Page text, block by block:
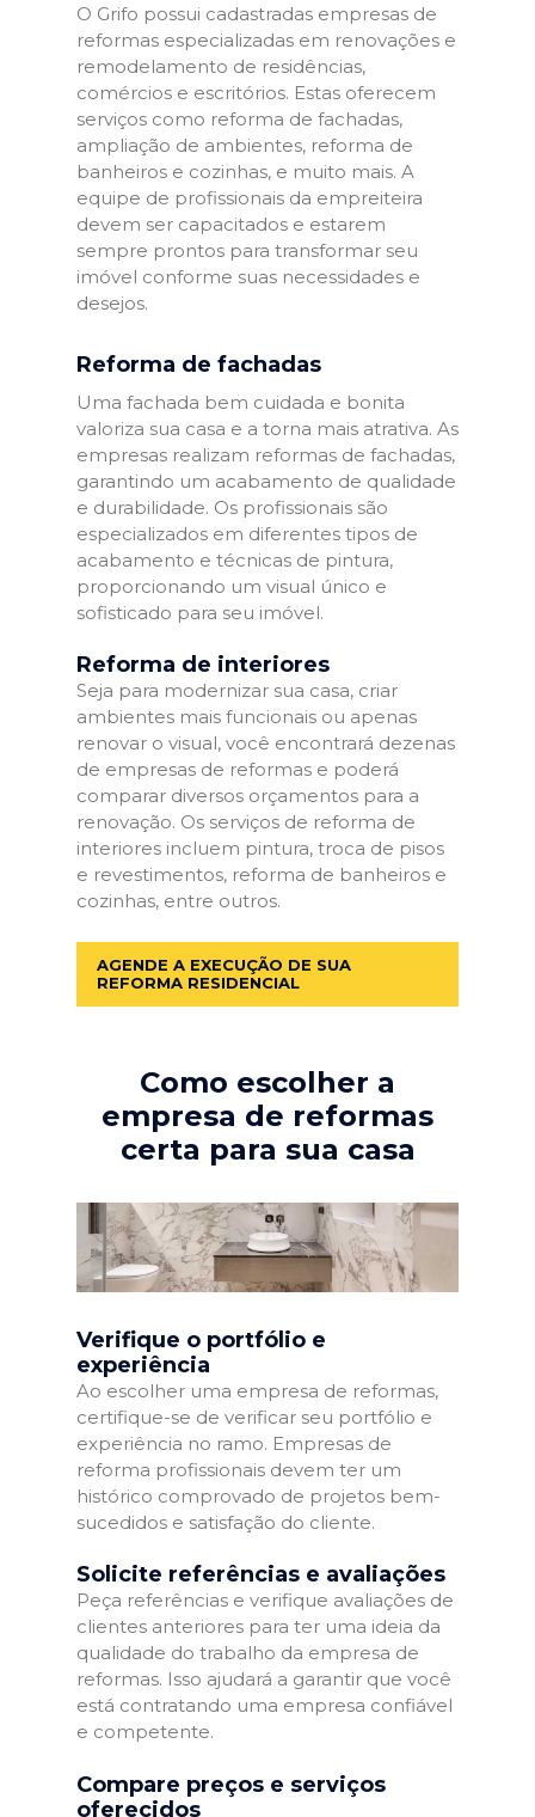
O Grifo possui cadastradas empresas de
reformas especializadas em renovações e
remodelamento de residências,
comércios e escritórios. Estas oferecem
serviços como reforma de fachadas,
ampliação de ambientes, reforma de
banheiros e cozinhas, e muito mais. A
equipe de profissionais da empreiteira
devem ser capacitados e estarem
sempre prontos para transformar seu
imóvel conforme suas necessidades e
desejos.
Reforma de fachadas
Uma fachada bem cuidada e bonita
valoriza sua casa e a torna mais atrativa. As
empresas realizam reformas de fachadas,
garantindo um acabamento de qualidade
e durabilidade. Os profissionais são
especializados em diferentes tipos de
acabamento e técnicas de pintura,
proporcionando um visual único e
sofisticado para seu imóvel.
Reforma de interiores
Seja para modernizar sua casa, criar
ambientes mais funcionais ou apenas
renovar o visual, você encontrará dezenas
de empresas de reformas e poderá
comparar diversos orçamentos para a
renovação. Os serviços de reforma de
interiores incluem pintura, troca de pisos
e revestimentos, reforma de banheiros e
cozinhas, entre outros.
AGENDE A EXECUÇÃO DE SUA
REFORMA RESIDENCIAL
Como escolher a
empresa de reformas
certa para sua casa
Verifique o portfólio e
experiência
Ao escolher uma empresa de reformas,
certifique-se de verificar seu portfólio e
experiência no ramo. Empresas de
reforma profissionais devem ter um
histórico comprovado de projetos bem-
sucedidos e satisfação do cliente.
Solicite referências e avaliações
Peça referências e verifique avaliações de
clientes anteriores para ter uma ideia da
qualidade do trabalho da empresa de
reformas. Isso ajudará a garantir que você
está contratando uma empresa confiável
e competente.
Compare preços e serviços
oferecidos